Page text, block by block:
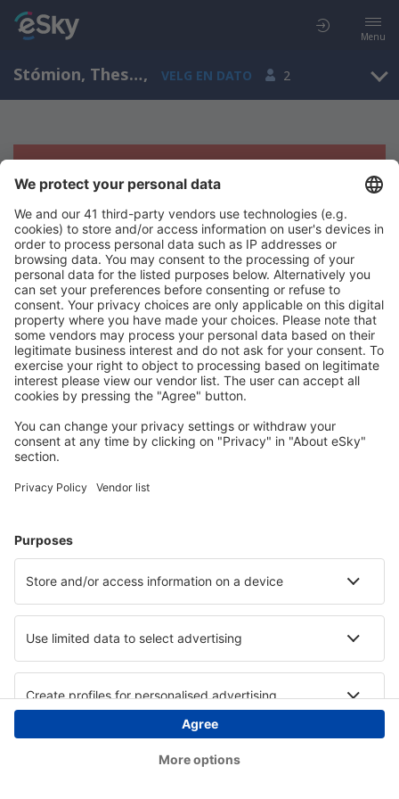
Menu
Stómion, Thessaly, Hellas, VELG EN DATO 2
Beklager, søket ga ingen resultater
Prøv å søk etter andre kriterier
Copyright © eSkyTravel.no. Alle rettigheter forbeholdt.